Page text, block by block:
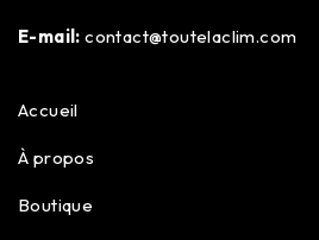
E-mail: contact@toutelaclim.com
Accueil
À propos
Boutique